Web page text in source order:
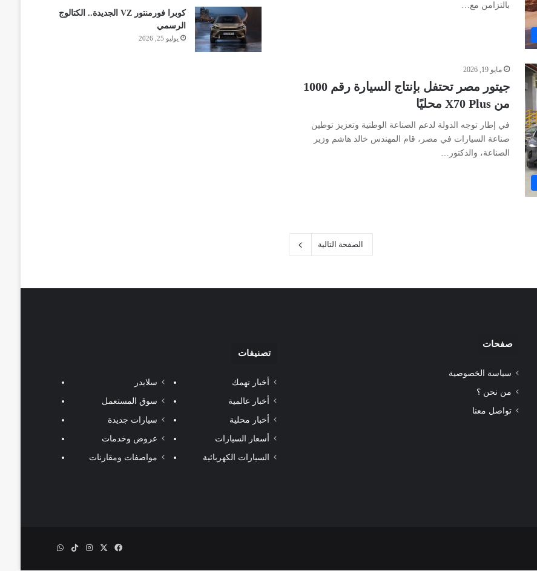
بالتزامن مع…
مايو 19, 2026
جيتور مصر تحتفل بإنتاج السيارة رقم 1000
من X70 Plus محليًا
في إطار توجه الدولة لدعم الصناعة الوطنية وتعزيز توطين
صناعة السيارات في مصر، قام المهندس خالد هاشم وزير
الصناعة، والدكتور…
الصفحة التالية
كوبرا فورمنتور VZ الجديدة.. الكتالوج
الرسمي
يوليو 25, 2026
صفحات
سياسة الخصوصية
من نحن ؟
تواصل معنا
تصنيفات
أخبار تهمك
أخبار عالمية
أخبار محلية
أسعار السيارات
السيارات الكهربائية
سلايدر
سوق المستعمل
سيارات جديدة
عروض وخدمات
مواصفات ومقارنات
فيسبوك انستقرام
‫TikTokواتساب